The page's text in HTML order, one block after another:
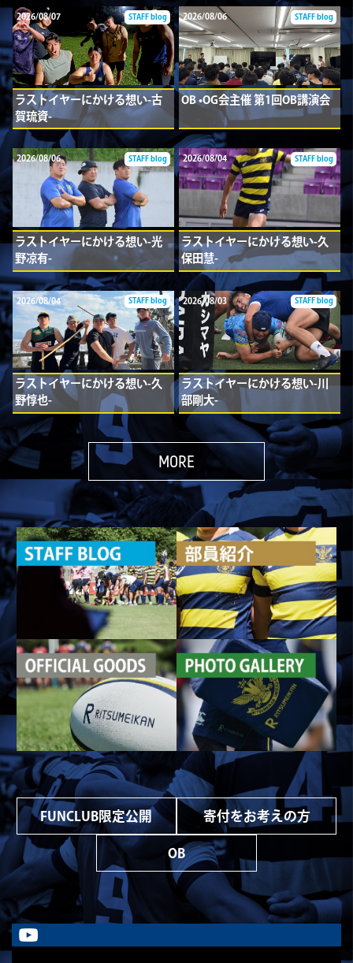
2026/08/07 STAFF blog
ラストイヤーにかける想い-古
賀琉資-
2026/08/06 STAFF blog
OB •OG会主催 第1回OB講演会
2026/08/06 STAFF blog
ラストイヤーにかける想い-光
野凉有-
2026/08/04 STAFF blog
ラストイヤーにかける想い-久
保田慧-
2026/08/04 STAFF blog
ラストイヤーにかける想い-久
野惇也-
2026/08/03 STAFF blog
ラストイヤーにかける想い-川
部剛大-
MORE
FUNCLUB限定公開 寄付をお考えの方
OB